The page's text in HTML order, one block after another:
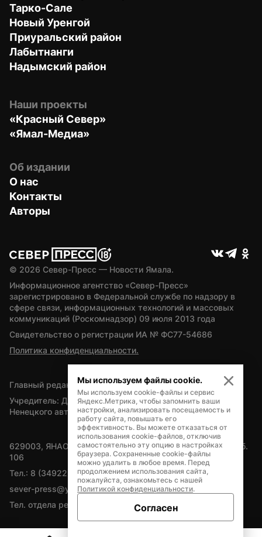
Тарко-Сале
Новый Уренгой
Приуральский район
Лабытнанги
Надымский район
Наши проекты
«Красный Север»
«Ямал-Медиа»
Об издании
О нас
Контакты
Авторы
© 2026 Север-Пресс — Новости Ямала.
Информационное агентство «Север-Пресс»
зарегистрировано в Федеральной службе по надзору в
сфере связи, информационных технологий и массовых
коммуникаций (Роскомнадзор) 09 июля 2013 года
Свидетельство о регистрации ИА № ФС77-54686
Политика конфиденциальности.
Главный редактор — А.Л. Поздеев
Учредитель: Департамент внутренней политики Ямало-
Ненецкого автономного округа
629003, ЯНАО, Салехард, мкр. Богдана Кнунянца, д.1, каб.
106
Тел.: 8 (34922) 71262
sever-press@yamal-media.ru
Тел. отдела рекламы: 8 (34922) 42728
Мы используем файлы cookie.
Мы используем cookie-файлы и сервис
Яндекс.Метрика, чтобы запомнить ваши
настройки, анализировать посещаемость и
работу сайта, повышать его
эффективность. Вы можете отказаться от
использования cookie-файлов, отключив
самостоятельно эту опцию в настройках
браузера. Сохраненные cookie-файлы
можно удалить в любое время. Перед
продолжением использования сайта,
пожалуйста, ознакомьтесь с нашей
Политикой конфиденциальности.
Согласен